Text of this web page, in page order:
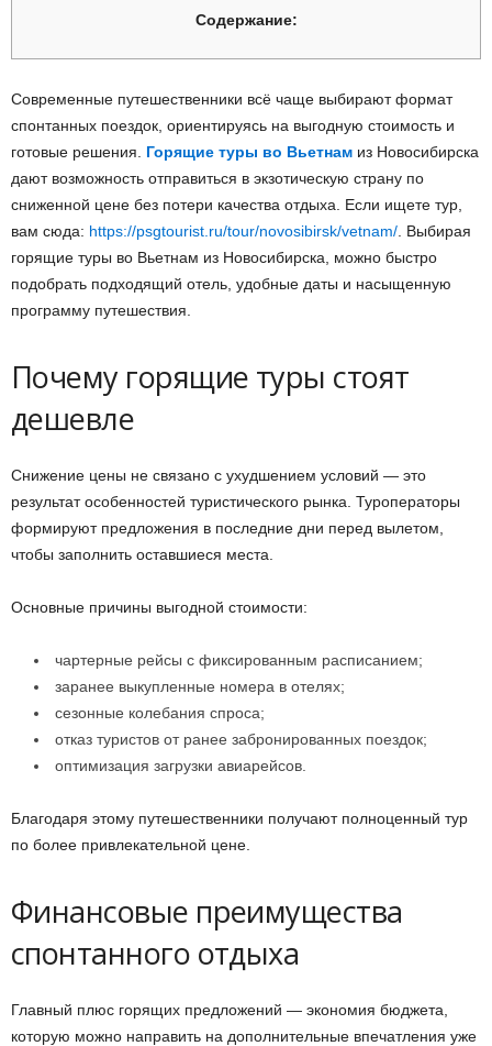
Содержание:
Современные путешественники всё чаще выбирают формат
спонтанных поездок, ориентируясь на выгодную стоимость и
готовые решения. Горящие туры во Вьетнам из Новосибирска
дают возможность отправиться в экзотическую страну по
сниженной цене без потери качества отдыха. Если ищете тур,
вам сюда: https://psgtourist.ru/tour/novosibirsk/vetnam/ . Выбирая
горящие туры во Вьетнам из Новосибирска, можно быстро
подобрать подходящий отель, удобные даты и насыщенную
программу путешествия.
Почему горящие туры стоят
дешевле
Снижение цены не связано с ухудшением условий — это
результат особенностей туристического рынка. Туроператоры
формируют предложения в последние дни перед вылетом,
чтобы заполнить оставшиеся места.
Основные причины выгодной стоимости:
чартерные рейсы с фиксированным расписанием;
заранее выкупленные номера в отелях;
сезонные колебания спроса;
отказ туристов от ранее забронированных поездок;
оптимизация загрузки авиарейсов.
Благодаря этому путешественники получают полноценный тур
по более привлекательной цене.
Финансовые преимущества
спонтанного отдыха
Главный плюс горящих предложений — экономия бюджета,
которую можно направить на дополнительные впечатления уже